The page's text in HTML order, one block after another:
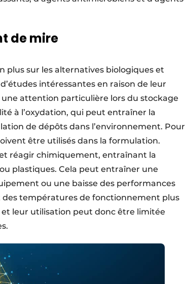
de mire
plus sur les alternatives biologiques et
intéressantes en raison de leur
attention particulière lors du stockage
à l’oxydation, qui peut entraîner la
de dépôts dans l’environnement. Pour
être utilisés dans la formulation.
réagir chimiquement, entraînant la
plastiques. Cela peut entraîner une
ou une baisse des performances
des températures de fonctionnement plus
et leur utilisation peut donc être limitée